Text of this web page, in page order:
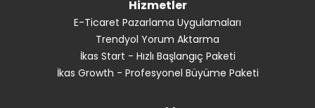
Hizmetler
E-Ticaret Pazarlama Uygulamaları
Trendyol Yorum Aktarma
İkas Start - Hızlı Başlangıç Paketi
İkas Growth - Profesyonel Büyüme Paketi